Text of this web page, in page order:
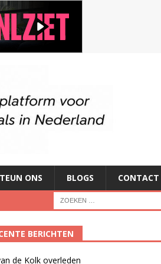
ONS BLOGS CONTACT
BERICHTEN
de Kolk overleden